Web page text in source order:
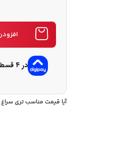
در ۴ قسط با دیجی‌پی
آیا قیمت مناسب تری سراغ